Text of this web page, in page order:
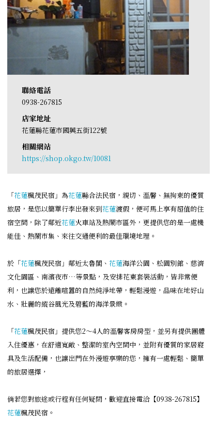
聯絡電話
0938-267815
店家地址
花蓮縣花蓮市國興五街122號
相關網站
https://shop.okgo.tw/10081
「花蓮楓茂民宿」為花蓮縣合法民宿，親切、溫馨、無拘束的優質
旅居，是您以簡單行李出發來到花蓮渡假，便可馬上享有超值的住
宿空間，除了鄰近花蓮火車站及熱鬧市區外，更提供您的是一處機
能佳、熱鬧市集、來往交通便利的最佳環境地理。
於「花蓮楓茂民宿」鄰近太魯閣、 花蓮海洋公園、松園別館、慈濟
文化園區、南濱夜市…等景點，及安排花東套裝活動，皆非常便
利，也讓您於遠離喧囂的自然純淨地帶，輕鬆漫遊，品味在地好山
水、壯麗的縱谷風光及碧藍的海洋景緻。
「花蓮楓茂民宿」提供您2～4人的溫馨客房房型，並另有提供團體
入住優惠，在舒適寬敞、整潔的室內空間中，並附有優質的家居寢
具及生活配備，也讓出門在外漫遊享樂的您，擁有一處輕鬆、簡單
的旅居選擇，
倘若您對旅途或行程有任何疑問，歡迎直接電洽【0938-267815】
花蓮楓茂民宿。